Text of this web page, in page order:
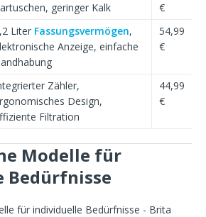
geringer Kalk
€
Liter Fassungsvermögen,
Anzeige, einfache
54,99
€
Zähler,
Design,
Filtration
44,99
€
Modelle für